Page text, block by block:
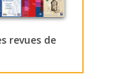
revues de